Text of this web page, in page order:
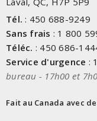
Tél. : 450 688-9249
Sans frais : 1 800
Téléc. : 450 686-
Service d'urgence :
bureau - 17h00 et
Fait au Canada avec